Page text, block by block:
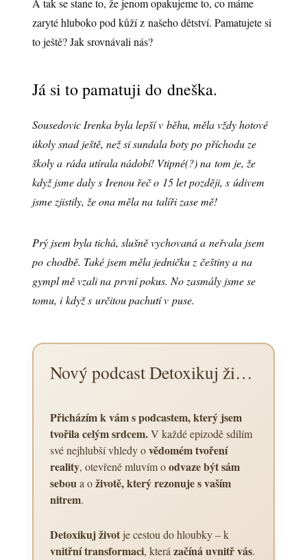
zaryté hluboko pod kůží z našeho dětství. Pamatujete si
to ještě? Jak srovnávali nás?
Já si to pamatuji do dneška.
Sousedovic Irenka byla lepší v běhu, měla vždy hotové
úkoly snad ještě, než si sundala boty po příchodu ze
školy a ráda utírala nádobí! Vtipné(?) na tom je, že
když jsme daly s Irenou řeč o 15 let později, s údivem
jsme zjistily, že ona měla na talíři zase mě!
Prý jsem byla tichá, slušně vychovaná a neřvala jsem
po chodbě. Také jsem měla jedničku z češtiny a na
gympl mě vzali na první pokus. No zasmály jsme se
tomu, i když s určitou pachutí v puse.
Nový podcast Detoxikuj život
Přicházím k vám s podcastem, který jsem
tvořila celým srdcem.V každé epizodě sdílím
své nejhlubší vhledy ovědomém tvoření
reality, otevřeně mluvím oodvaze být sám
seboua oživotě, který rezonuje s vaším
nitrem.
Detoxikuj život je cestou do hloubky – k
vnitřní transformaci, kterázačíná uvnitř vás.